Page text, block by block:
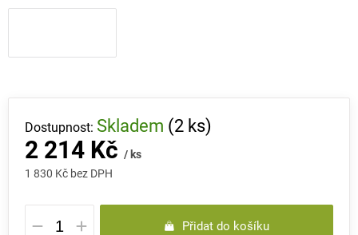
2 214 Kč / ks
1 830 Kč bez DPH
Měrná
cena:
Skladem (2 ks)
Přidat do košíku